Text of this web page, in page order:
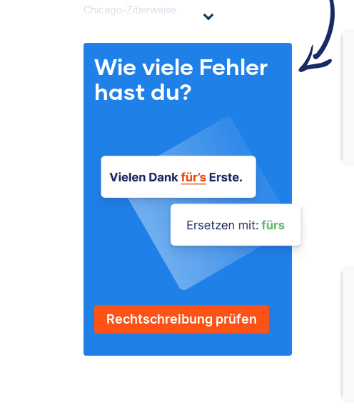
Chicago-Zitierweise
Wie viele Fehler
hast du?
Rechtschreibung prüfen